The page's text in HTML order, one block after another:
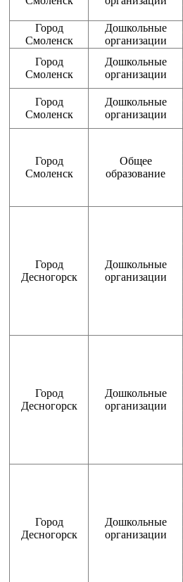
Город
Смоленск
Дошкольные
организации
Город
Смоленск
Дошкольные
организации
Город
Смоленск
Дошкольные
организации
Город
Смоленск
Общее
образование
Город
Десногорск
Дошкольные
организации
Город
Десногорск
Дошкольные
организации
Город
Десногорск
Дошкольные
организации